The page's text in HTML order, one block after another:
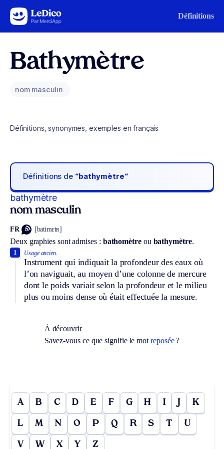
Aller au contenu Définitions
Bathymètre
nom masculin
Définitions, synonymes, exemples en français
Définitions de “bathymètre“
bathymètre
nom masculin
FR [batimɛtʀ]
Deux graphies sont admises : bathomètreou bathymètre.
Usage ancien.
Instrument qui indiquait la profondeur des eaux où
l’on naviguait, au moyen d’une colonne de mercure
dont le poids variait selon la profondeur et le milieu
plus ou moins dense où était effectuée la mesure.
1
À découvrir
Savez-vous ce que signifie le mot reposée?
A B C D E F G H I J K
L M N O P Q R S T U
V W X Y Z